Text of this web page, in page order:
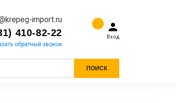
import.ru
410-82-22
обратный звонок
Вход
ПОИСК